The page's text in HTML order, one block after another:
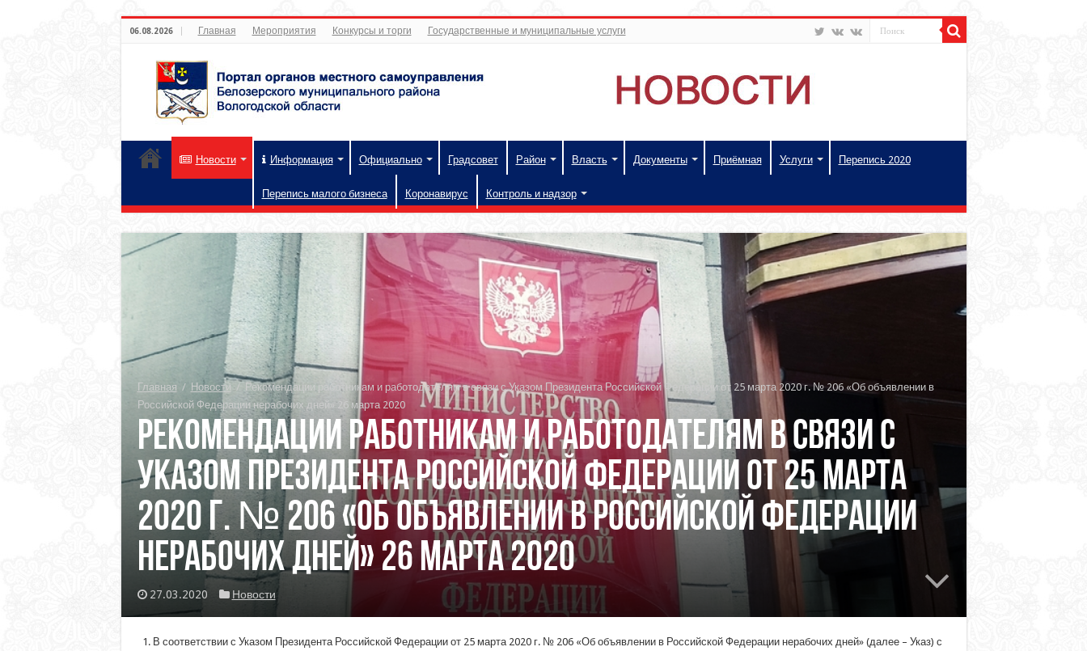
06.08.2026 Главная Мероприятия Конкурсы и торги Государственные и муниципальные услуги
Новости Информация Официально Градсовет Район Власть Документы Приёмная Услуги Перепись 2020
Перепись малого бизнеса Коронавирус Контроль и надзор
Главная / Новости /
Рекомендации работникам и работодателям в связи с Указом Президента Российской Федерации от 25 марта 2020 г. № 206 «Об объявлении в
Российской Федерации нерабочих дней» 26 марта 2020
Рекомендации работникам и работодателям в связи с
Указом Президента Российской Федерации от 25 марта
2020 г. № 206 «Об объявлении в Российской Федерации
нерабочих дней» 26 марта 2020
27.03.2020 Новости
В соответствии с Указом Президента Российской Федерации от 25 марта 2020 г. № 206 «Об объявлении в Российской Федерации нерабочих дней» (далее – Указ) с